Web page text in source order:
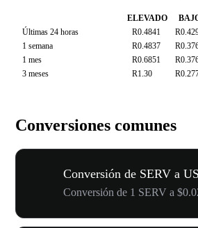
ELEVADO
Últimas 24 horas
R0.4841
1 semana
R0.4837
1 mes
R0.6851
3 meses
R1.30
Conversiones comunes
Conversión de SERV a
Conversión de 1 SERV a